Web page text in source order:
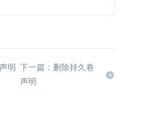
明 下一篇：删除持久卷
声明